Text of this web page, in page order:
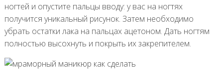
ногтей и опустите пальцы вводу: у вас на ногтях
получится уникальный рисунок. Затем необходимо
убрать остатки лака на пальцах ацетоном. Дать ногтям
полностью высохнуть и покрыть их закрепителем.